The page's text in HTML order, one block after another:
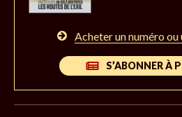
Acheter un numéro ou
S’ABONNER À